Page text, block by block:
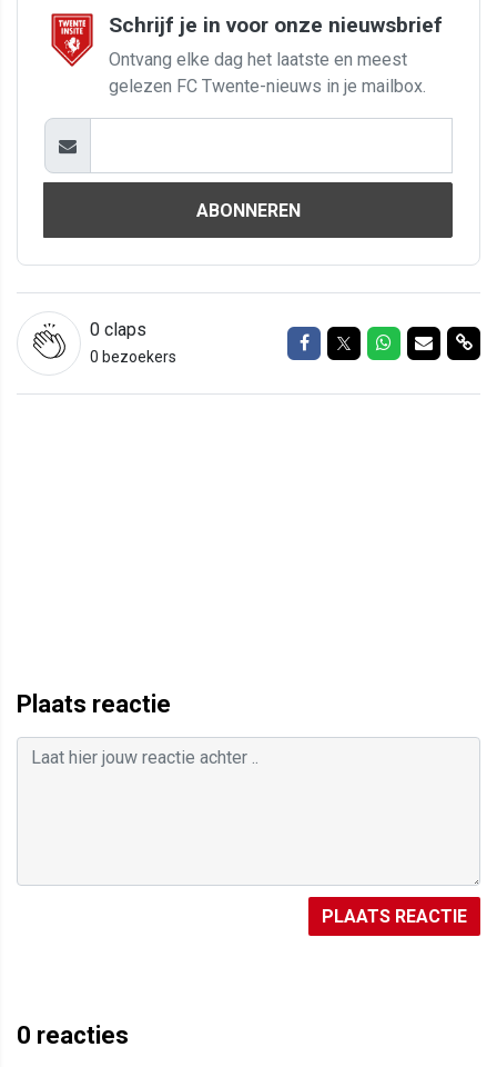
Schrijf je in voor onze nieuwsbrief
Ontvang elke dag het laatste en meest
gelezen FC Twente-nieuws in je mailbox.
ABONNEREN
0 claps
0 bezoekers
Delen op Facebook
Delen op Twitter
Delen op
Delen
Plaats reactie
PLAATS REACTIE
0 reacties